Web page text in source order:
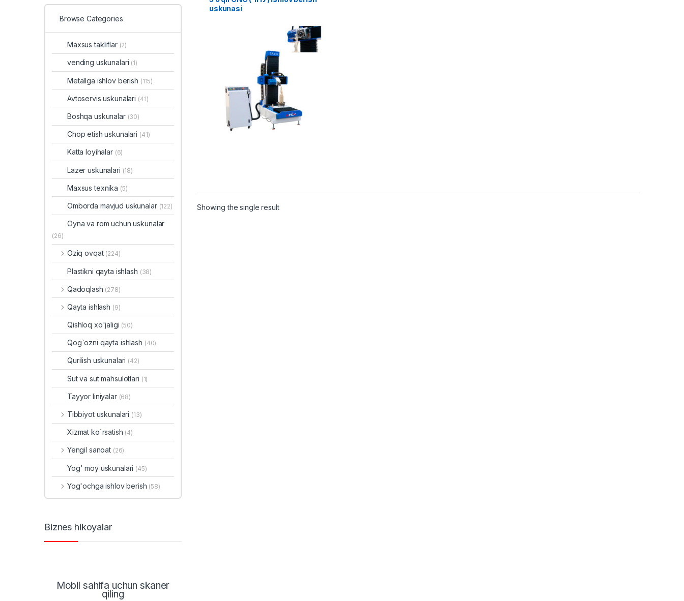
uskunasi
Showing the single result
Browse Categories
Maxsus takliflar (2)
vending uskunalari (1)
Metallga ishlov berish (115)
Avtoservis uskunalari (41)
Boshqa uskunalar (30)
Chop etish uskunalari (41)
Katta loyihalar (6)
Lazer uskunalari (18)
Maxsus texnika (5)
Omborda mavjud uskunalar (122)
Oyna va rom uchun uskunalar
(26)
Oziq ovqat (224)
Plastikni qayta ishlash (38)
Qadoqlash (278)
Qayta ishlash (9)
Qishloq xo'jaligi (50)
Qog`ozni qayta ishlash (40)
Qurilish uskunalari (42)
Sut va sut mahsulotlari (1)
Tayyor liniyalar (68)
Tibbiyot uskunalari (13)
Xizmat ko`rsatish (4)
Yengil sanoat (26)
Yog' moy uskunalari (45)
Yog'ochga ishlov berish (58)
Biznes hikoyalar
Mobil sahifa uchun skaner
qiling